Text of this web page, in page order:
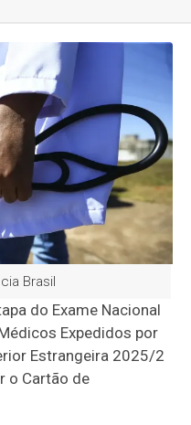
Brasil
do Exame Nacional
Expedidos por
Estrangeira 2025/2
o Cartão de